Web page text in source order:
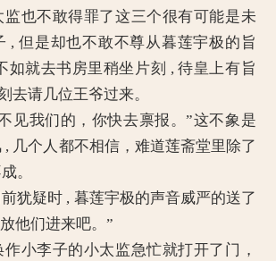
也不敢得罪了这三个很有可能是未
, 但是却也不敢不尊从暮莲宇极的旨
如就去书房里稍坐片刻 , 待皇上有旨
去请几位王爷过来。
我们的，你快去禀报。”这不象是
, 几个人都不相信，难道莲斋堂里除了
。
疑时 , 暮莲宇极的声音威严的送了
他们进来吧。”
李子的小太监急忙就打开了门，